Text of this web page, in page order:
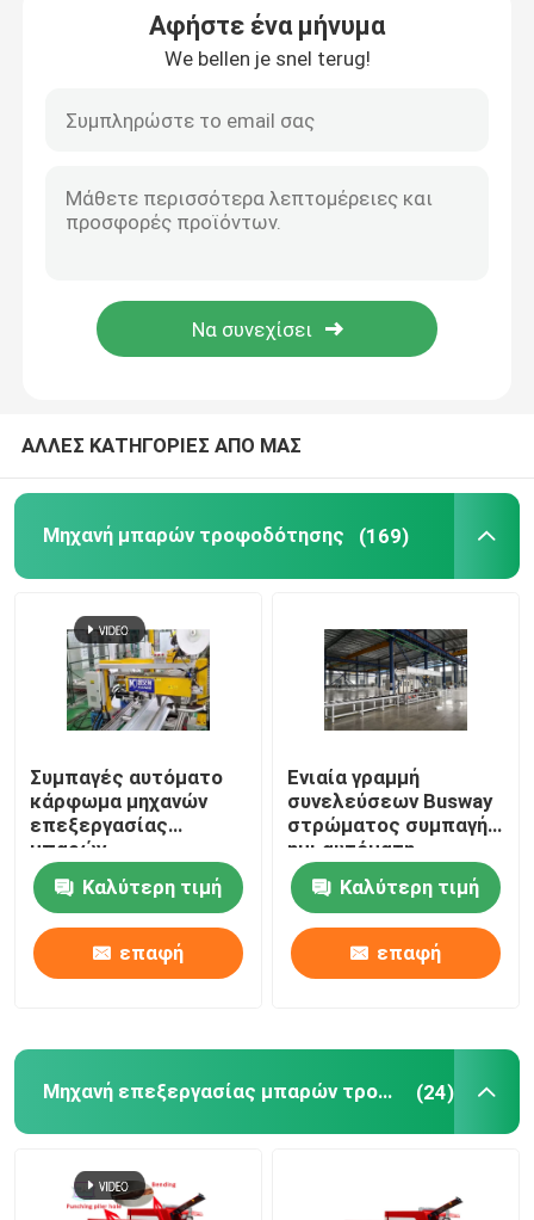
Κάμπτοντας μηχανή μπαρών τροφοδότησης
Μπάρα τροφοδότησης Mylar που διαμορφώνει τη
Εξαρτήματα μπαρών τροφοδότησης
Μηχανή καρφώματος μπαρών τροφοδότησης
CNC μηχανή μπαρών τροφοδότησης
Τέμνουσα μηχανή σπειρών μετασχηματιστών
Αφήστε ένα μήνυμα
We bellen je snel terug!
ΑΛΛΕΣ ΚΑΤΗΓΟΡΙΕΣ ΑΠΟ ΜΑΣ
Μηχανή μπαρών τροφοδότησης (169)
Συμπαγές αυτόματο
κάρφωμα μηχανών
επεξεργασίας
μπαρών
τροφοδότησης
Καλύτερη τιμή
επαφή
Ενιαία γραμμή
συνελεύσεων Busway
στρώματος συμπαγής
ημι αυτόματη
Καλύτερη τιμή
επαφή
Μηχανή επεξεργασίας μπαρών τροφοδότησης (24)